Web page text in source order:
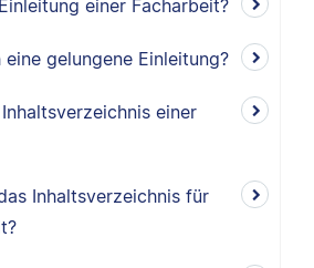
einer Facharbeit?
gelungene Einleitung?
einer
Inhaltsverzeichnis für